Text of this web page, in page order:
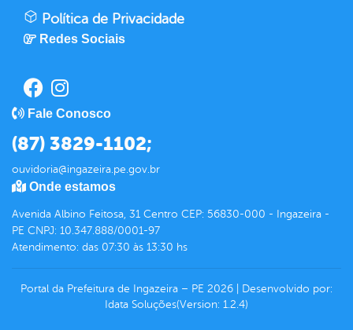
Política de Privacidade
Redes Sociais
Fale Conosco
(87) 3829-1102;
ouvidoria@ingazeira.pe.gov.br
Onde estamos
Avenida Albino Feitosa, 31 Centro CEP: 56830-000 - Ingazeira -
PE CNPJ: 10.347.888/0001-97
Atendimento: das 07:30 às 13:30 hs
Portal da Prefeitura de Ingazeira – PE 2026
Desenvolvido por:
Idata Soluções(Version: 1.2.4)